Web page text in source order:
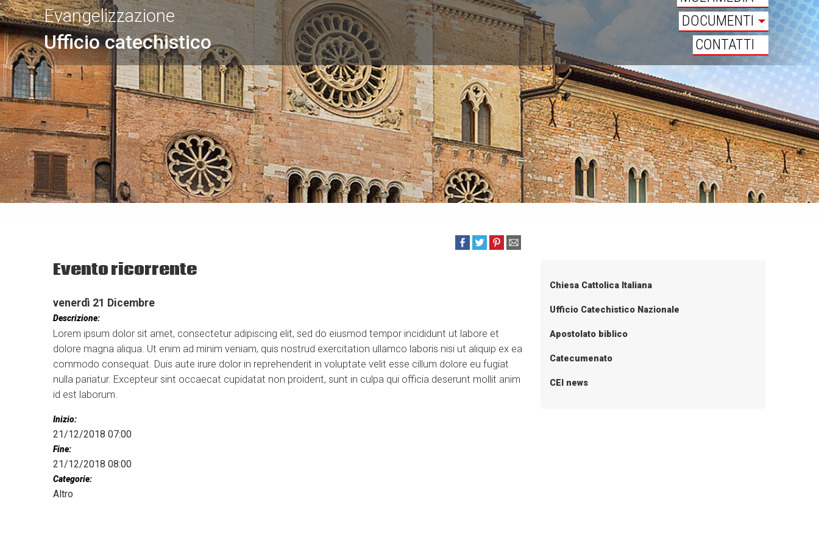
Ufficio catechistico
Evangelizzazione
DOCUMENTI
CONTATTI
Evento ricorrente
venerdì 21 Dicembre
Descrizione:
Lorem ipsum dolor sit amet, consectetur adipiscing elit, sed do eiusmod tempor incididunt ut labore et
dolore magna aliqua. Ut enim ad minim veniam, quis nostrud exercitation ullamco laboris nisi ut aliquip ex ea
commodo consequat. Duis aute irure dolor in reprehenderit in voluptate velit esse cillum dolore eu fugiat
nulla pariatur. Excepteur sint occaecat cupidatat non proident, sunt in culpa qui officia deserunt mollit anim
id est laborum.
Inizio:
21/12/2018 07:00
Fine:
21/12/2018 08:00
Categorie:
Altro
Chiesa Cattolica Italiana
Ufficio Catechistico Nazionale
Apostolato biblico
Catecumenato
CEI news